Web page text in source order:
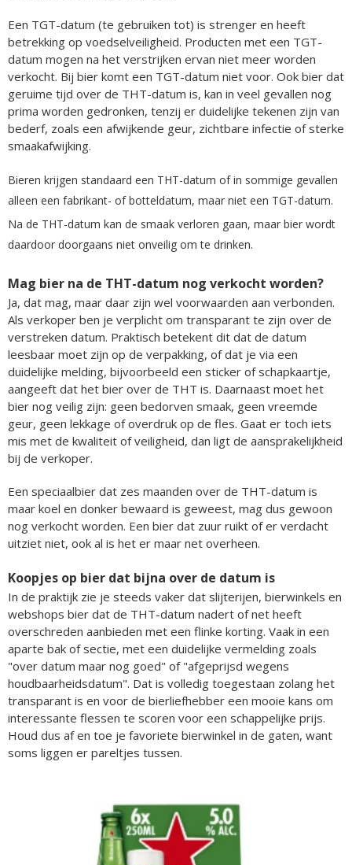
Een TGT-datum (te gebruiken tot) is strenger en heeft
betrekking op voedselveiligheid. Producten met een TGT-
datum mogen na het verstrijken ervan niet meer worden
verkocht. Bij bier komt een TGT-datum niet voor. Ook bier dat
geruime tijd over de THT-datum is, kan in veel gevallen nog
prima worden gedronken, tenzij er duidelijke tekenen zijn van
bederf, zoals een afwijkende geur, zichtbare infectie of sterke
smaakafwijking.
Bieren krijgen standaard een THT-datum of in sommige gevallen
alleen een fabrikant- of botteldatum, maar niet een TGT-datum.
Na de THT-datum kan de smaak verloren gaan, maar bier wordt
daardoor doorgaans niet onveilig om te drinken.
Mag bier na de THT-datum nog verkocht worden?
Ja, dat mag, maar daar zijn wel voorwaarden aan verbonden.
Als verkoper ben je verplicht om transparant te zijn over de
verstreken datum. Praktisch betekent dit dat de datum
leesbaar moet zijn op de verpakking, of dat je via een
duidelijke melding, bijvoorbeeld een sticker of schapkaartje,
aangeeft dat het bier over de THT is. Daarnaast moet het
bier nog veilig zijn: geen bedorven smaak, geen vreemde
geur, geen lekkage of overdruk op de fles. Gaat er toch iets
mis met de kwaliteit of veiligheid, dan ligt de aansprakelijkheid
bij de verkoper.
Een speciaalbier dat zes maanden over de THT-datum is
maar koel en donker bewaard is geweest, mag dus gewoon
nog verkocht worden. Een bier dat zuur ruikt of er verdacht
uitziet niet, ook al is het er maar net overheen.
Koopjes op bier dat bijna over de datum is
In de praktijk zie je steeds vaker dat slijterijen, bierwinkels en
webshops bier dat de THT-datum nadert of net heeft
overschreden aanbieden met een flinke korting. Vaak in een
aparte bak of sectie, met een duidelijke vermelding zoals
"over datum maar nog goed" of "afgeprijsd wegens
houdbaarheidsdatum". Dat is volledig toegestaan zolang het
transparant is en voor de bierliefhebber een mooie kans om
interessante flessen te scoren voor een schappelijke prijs.
Houd dus af en toe je favoriete bierwinkel in de gaten, want
soms liggen er pareltjes tussen.